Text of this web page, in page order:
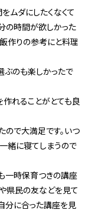
ムダにしたくなくて
の時間が欲しかった
作りの参考にと料理
ぶのも楽しかったで
作れることがとても良
ので大満足です。いつ
緒に寝てしまうので
一時保育つきの講座
県民の友などを見て
分に合った講座を見